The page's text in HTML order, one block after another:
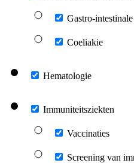
Gastro-
Coeliakie
Hematologie
Immuniteitsziekten
Vaccinaties
Screening van